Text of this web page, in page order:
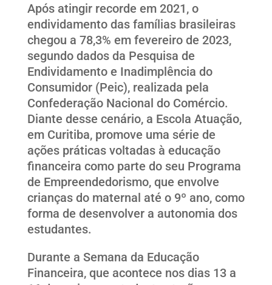
Após atingir recorde em 2021, o
endividamento das famílias brasileiras
chegou a 78,3% em fevereiro de 2023,
segundo dados da Pesquisa de
Endividamento e Inadimplência do
Consumidor (Peic), realizada pela
Confederação Nacional do Comércio.
Diante desse cenário, a Escola Atuação,
em Curitiba, promove uma série de
ações práticas voltadas à educação
financeira como parte do seu Programa
de Empreendedorismo, que envolve
crianças do maternal até o 9º ano, como
forma de desenvolver a autonomia dos
estudantes.
Durante a Semana da Educação
Financeira, que acontece nos dias 13 a